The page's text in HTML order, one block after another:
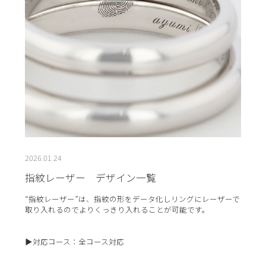
2026.01.24
指紋レーザー デザイン一覧
“指紋レーザー”は、指紋の形をデータ化しリングにレーザーで
取り入れるのでよりくっきり入れることが可能です。
▶対応コース：全コース対応